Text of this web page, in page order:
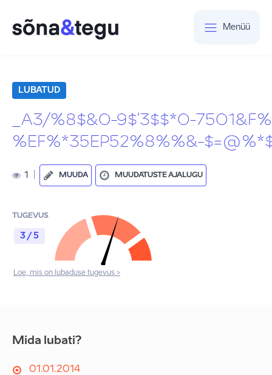
Menüü
LUBATUD
_A3/%8$&0-9$'3$$*0-
%EF%*35EP52%8%%&-
1 MUUDA MUUDATUSTE AJALUGU
TUGEVUS
3 / 5
Loe, mis on lubaduse tugevus >
Mida lubati?
01.01.2014